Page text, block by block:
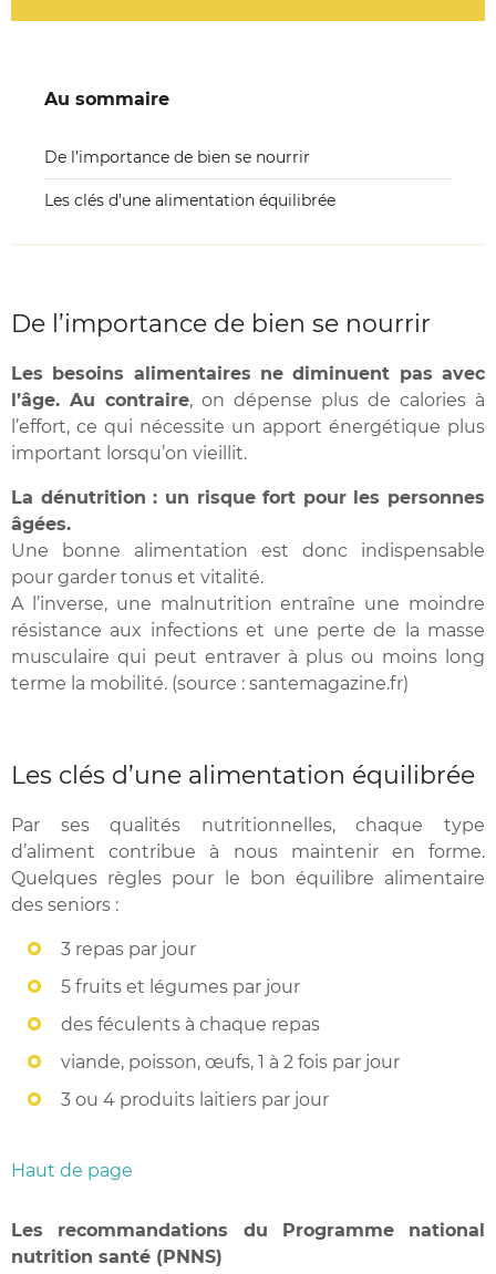
Au sommaire
De l’importance de bien se nourrir
Les clés d’une alimentation équilibrée
De l’importance de bien se nourrir
Les besoins alimentaires ne diminuent pas avec
l’âge. Au contraire, on dépense plus de calories à
l’effort, ce qui nécessite un apport énergétique plus
important lorsqu’on vieillit.
La dénutrition : un risque fort pour les personnes
âgées.
Une bonne alimentation est donc indispensable
pour garder tonus et vitalité.
A l’inverse, une malnutrition entraîne une moindre
résistance aux infections et une perte de la masse
musculaire qui peut entraver à plus ou moins long
terme la mobilité. (source : santemagazine.fr)
Les clés d’une alimentation équilibrée
Par ses qualités nutritionnelles, chaque type
d’aliment contribue à nous maintenir en forme.
Quelques règles pour le bon équilibre alimentaire
des seniors :
3 repas par jour
5 fruits et légumes par jour
des féculents à chaque repas
viande, poisson, œufs, 1 à 2 fois par jour
3 ou 4 produits laitiers par jour
Haut de page
Les recommandations du Programme national
nutrition santé (PNNS)